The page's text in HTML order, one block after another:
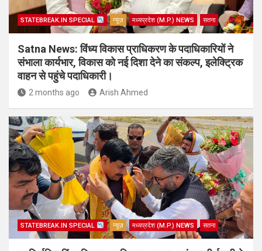
STATEBREAK.IN SPECIAL न्यूज़ मध्यप्रदेश (M.P.) NEWS सतना
Satna News: विंध्य विकास प्राधिकरण के पदाधिकारियों ने
संभाला कार्यभार, विकास को नई दिशा देने का संकल्प, इलेक्ट्रिक
वाहन से पहुंचे पदाधिकारी।
2 months ago Arish Ahmed
STATEBREAK.IN SPECIAL न्यूज़ मध्यप्रदेश (M.P.) NEWS सतना